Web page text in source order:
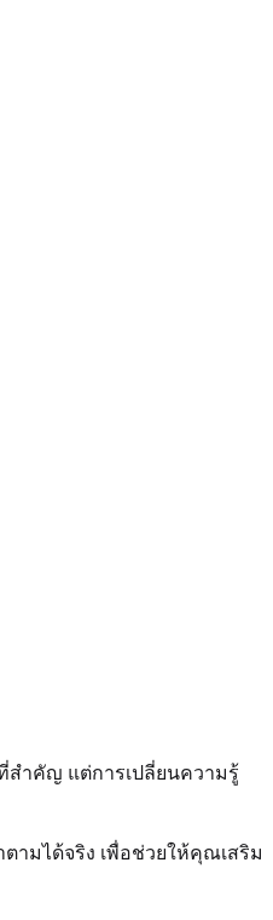
สำคัญ แต่การเปลี่ยนความรู้
ามได้จริง เพื่อช่วยให้คุณเสริม